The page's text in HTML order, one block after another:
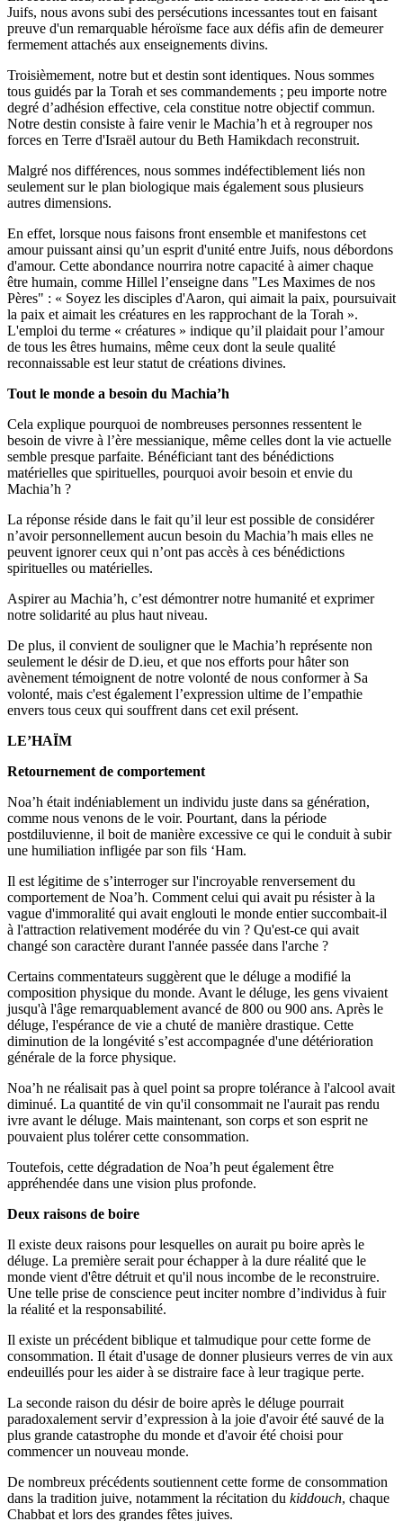
Juifs, nous avons subi des persécutions incessantes tout en faisant
preuve d'un remarquable héroïsme face aux défis afin de demeurer
fermement attachés aux enseignements divins.
Troisièmement, notre but et destin sont identiques. Nous sommes
tous guidés par la Torah et ses commandements ; peu importe notre
degré d’adhésion effective, cela constitue notre objectif commun.
Notre destin consiste à faire venir le Machia’h et à regrouper nos
forces en Terre d'Israël autour du Beth Hamikdach reconstruit.
Malgré nos différences, nous sommes indéfectiblement liés non
seulement sur le plan biologique mais également sous plusieurs
autres dimensions.
En effet, lorsque nous faisons front ensemble et manifestons cet
amour puissant ainsi qu’un esprit d'unité entre Juifs, nous débordons
d'amour. Cette abondance nourrira notre capacité à aimer chaque
être humain, comme Hillel l’enseigne dans "Les Maximes de nos
Pères" : « Soyez les disciples d'Aaron, qui aimait la paix, poursuivait
la paix et aimait les créatures en les rapprochant de la Torah ».
L'emploi du terme « créatures » indique qu’il plaidait pour l’amour
de tous les êtres humains, même ceux dont la seule qualité
reconnaissable est leur statut de créations divines.
Tout le monde a besoin du Machia’h
Cela explique pourquoi de nombreuses personnes ressentent le
besoin de vivre à l’ère messianique, même celles dont la vie actuelle
semble presque parfaite. Bénéficiant tant des bénédictions
matérielles que spirituelles, pourquoi avoir besoin et envie du
Machia’h ?
La réponse réside dans le fait qu’il leur est possible de considérer
n’avoir personnellement aucun besoin du Machia’h mais elles ne
peuvent ignorer ceux qui n’ont pas accès à ces bénédictions
spirituelles ou matérielles.
Aspirer au Machia’h, c’est démontrer notre humanité et exprimer
notre solidarité au plus haut niveau.
De plus, il convient de souligner que le Machia’h représente non
seulement le désir de D.ieu, et que nos efforts pour hâter son
avènement témoignent de notre volonté de nous conformer à Sa
volonté, mais c'est également l’expression ultime de l’empathie
envers tous ceux qui souffrent dans cet exil présent.
LE’HAÏM
Retournement de comportement
Noa’h était indéniablement un individu juste dans sa génération,
comme nous venons de le voir. Pourtant, dans la période
postdiluvienne, il boit de manière excessive ce qui le conduit à subir
une humiliation infligée par son fils ‘Ham.
Il est légitime de s’interroger sur l'incroyable renversement du
comportement de Noa’h. Comment celui qui avait pu résister à la
vague d'immoralité qui avait englouti le monde entier succombait-il
à l'attraction relativement modérée du vin ? Qu'est-ce qui avait
changé son caractère durant l'année passée dans l'arche ?
Certains commentateurs suggèrent que le déluge a modifié la
composition physique du monde. Avant le déluge, les gens vivaient
jusqu'à l'âge remarquablement avancé de 800 ou 900 ans. Après le
déluge, l'espérance de vie a chuté de manière drastique. Cette
diminution de la longévité s’est accompagnée d'une détérioration
générale de la force physique.
Noa’h ne réalisait pas à quel point sa propre tolérance à l'alcool avait
diminué. La quantité de vin qu'il consommait ne l'aurait pas rendu
ivre avant le déluge. Mais maintenant, son corps et son esprit ne
pouvaient plus tolérer cette consommation.
Toutefois, cette dégradation de Noa’h peut également être
appréhendée dans une vision plus profonde.
Deux raisons de boire
Il existe deux raisons pour lesquelles on aurait pu boire après le
déluge. La première serait pour échapper à la dure réalité que le
monde vient d'être détruit et qu'il nous incombe de le reconstruire.
Une telle prise de conscience peut inciter nombre d’individus à fuir
la réalité et la responsabilité.
Il existe un précédent biblique et talmudique pour cette forme de
consommation. Il était d'usage de donner plusieurs verres de vin aux
endeuillés pour les aider à se distraire face à leur tragique perte.
La seconde raison du désir de boire après le déluge pourrait
paradoxalement servir d’expression à la joie d'avoir été sauvé de la
plus grande catastrophe du monde et d'avoir été choisi pour
commencer un nouveau monde.
De nombreux précédents soutiennent cette forme de consommation
dans la tradition juive, notamment la récitation du kiddouch, chaque
Chabbat et lors des grandes fêtes juives.